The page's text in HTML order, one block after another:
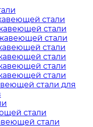
стали
стали
стали
стали
стали
стали
стали
стали для
стали
стали